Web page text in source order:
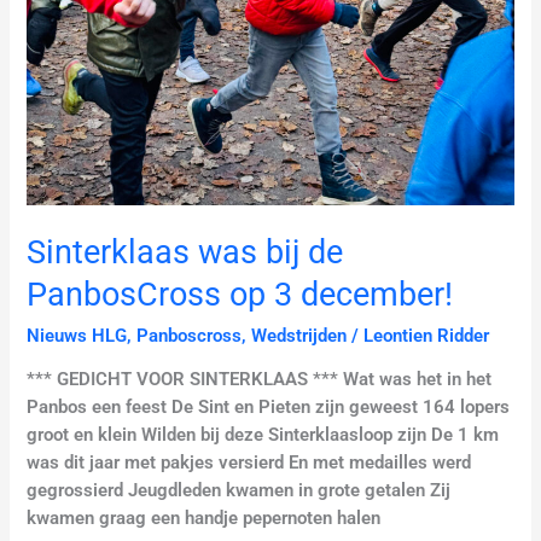
Sinterklaas was bij de
PanbosCross op 3 december!
Nieuws HLG, Panboscross,Wedstrijden / Leontien Ridder
*** GEDICHT VOOR SINTERKLAAS *** Wat was het in het
Panbos een feest De Sint en Pieten zijn geweest 164 lopers
groot en klein Wilden bij deze Sinterklaasloop zijn De 1 km
was dit jaar met pakjes versierd En met medailles werd
gegrossierd Jeugdleden kwamen in grote getalen Zij
kwamen graag een handje pepernoten halen